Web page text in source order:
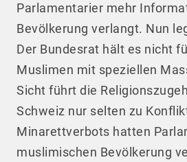
Parlamentarier mehr
Bevölkerung verlangt. Nun
Der Bundesrat hält es nicht
Muslimen mit speziellen
Sicht führt die
Schweiz nur selten zu
Minarettverbots hatten
muslimischen Bevölkerung